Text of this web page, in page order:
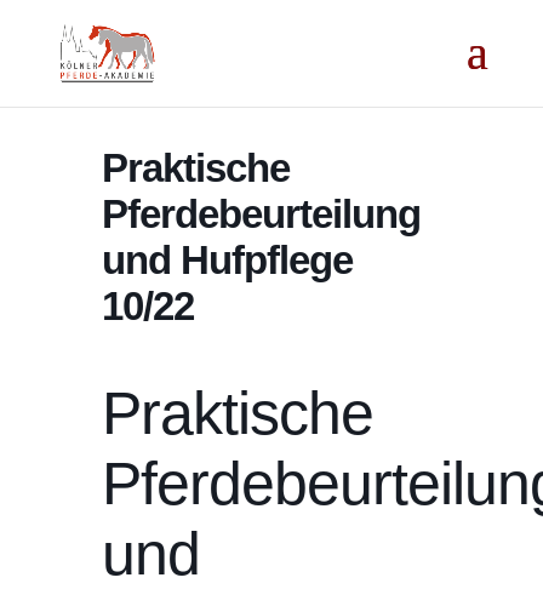
Praktische
Pferdebeurteilung
und Hufpflege
10/22
Praktische
und